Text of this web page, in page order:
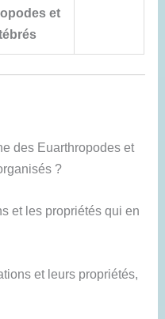
et
des Euarthropodes et
?
et les propriétés qui en
et leurs propriétés,